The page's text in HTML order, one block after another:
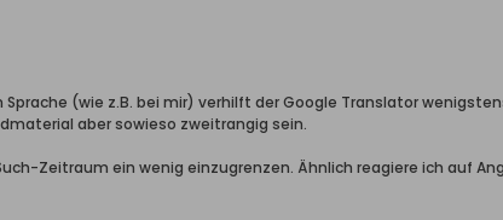
(wie z.B. bei mir) verhilft der Google Translator
aber sowieso zweitrangig sein.
Zeitraum ein wenig einzugrenzen. Ähnlich reagiere ich auf